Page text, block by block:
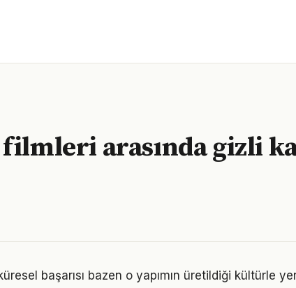
arasında gizli
başarısı bazen o yapımın üretildiği kültürle